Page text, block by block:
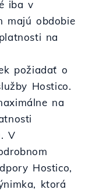
iba v
majú obdobie
na
požiadať o
Hostico.
na
V
Hostico,
ktorá